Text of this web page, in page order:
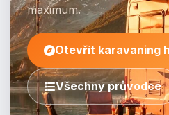
maximum.
Otevřít karavaning
Všechny průvodce